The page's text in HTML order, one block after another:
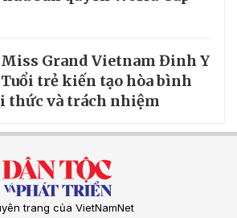
Miss Grand Vietnam Đinh Y
Tuổi trẻ kiến tạo hòa bình
thức và trách nhiệm
trang của VietNamNet